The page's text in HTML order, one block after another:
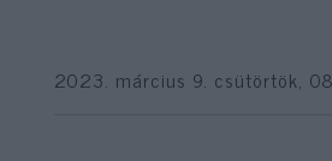
2023. március 9. csütörtök,